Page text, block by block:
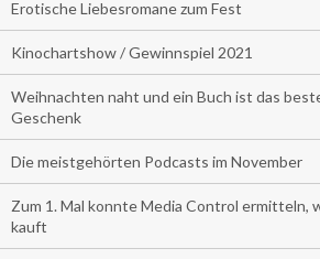
Erotische Liebesromane zum Fest
Kinochartshow / Gewinnspiel 2021
Weihnachten naht und ein Buch ist das
Geschenk
Die meistgehörten Podcasts im November
Zum 1. Mal konnte Media Control ermitteln,
kauft